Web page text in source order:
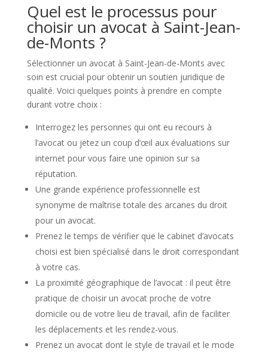
Quel est le processus pour
choisir un avocat à Saint-Jean-
de-Monts ?
Sélectionner un avocat à Saint-Jean-de-Monts avec
soin est crucial pour obtenir un soutien juridique de
qualité. Voici quelques points à prendre en compte
durant votre choix :
Interrogez les personnes qui ont eu recours à
l’avocat ou jetez un coup d’œil aux évaluations sur
internet pour vous faire une opinion sur sa
réputation.
Une grande expérience professionnelle est
synonyme de maîtrise totale des arcanes du droit
pour un avocat.
Prenez le temps de vérifier que le cabinet d’avocats
choisi est bien spécialisé dans le droit correspondant
à votre cas.
La proximité géographique de l’avocat : il peut être
pratique de choisir un avocat proche de votre
domicile ou de votre lieu de travail, afin de faciliter
les déplacements et les rendez-vous.
Prenez un avocat dont le style de travail et le mode